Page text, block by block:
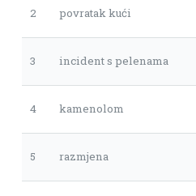
2 povratak kući
3 incident s pelenama
4 kamenolom
5 razmjena